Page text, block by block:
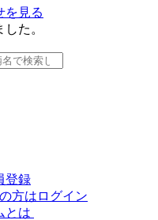
を見る
た。
登録
方はログイン
とは